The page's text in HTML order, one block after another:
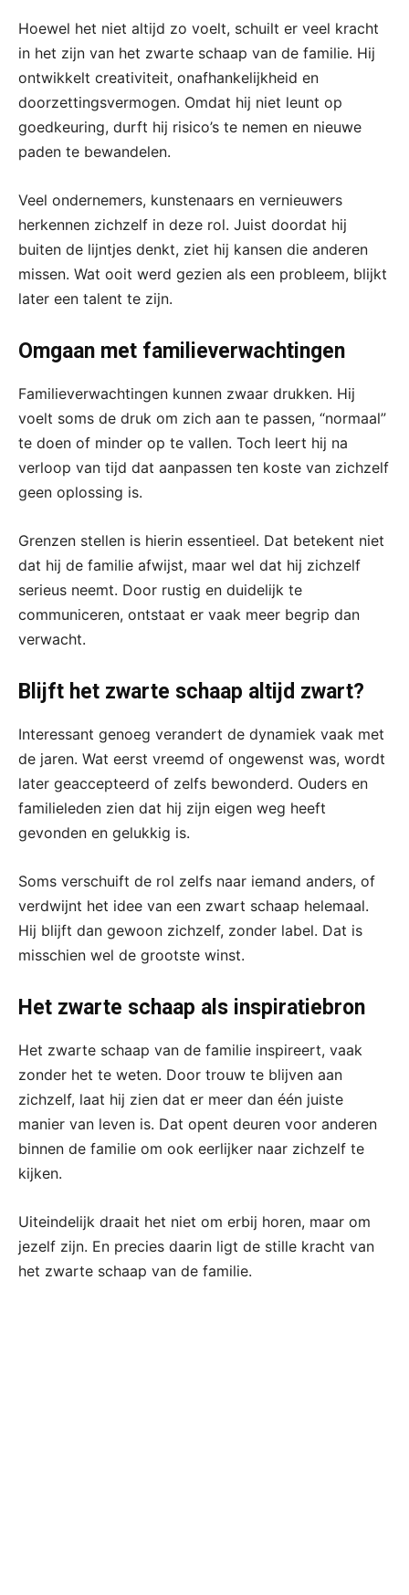
Hoewel het niet altijd zo voelt, schuilt er veel kracht
in het zijn van het zwarte schaap van de familie. Hij
ontwikkelt creativiteit, onafhankelijkheid en
doorzettingsvermogen. Omdat hij niet leunt op
goedkeuring, durft hij risico’s te nemen en nieuwe
paden te bewandelen.
Veel ondernemers, kunstenaars en vernieuwers
herkennen zichzelf in deze rol. Juist doordat hij
buiten de lijntjes denkt, ziet hij kansen die anderen
missen. Wat ooit werd gezien als een probleem, blijkt
later een talent te zijn.
Omgaan met familieverwachtingen
Familieverwachtingen kunnen zwaar drukken. Hij
voelt soms de druk om zich aan te passen, “normaal”
te doen of minder op te vallen. Toch leert hij na
verloop van tijd dat aanpassen ten koste van zichzelf
geen oplossing is.
Grenzen stellen is hierin essentieel. Dat betekent niet
dat hij de familie afwijst, maar wel dat hij zichzelf
serieus neemt. Door rustig en duidelijk te
communiceren, ontstaat er vaak meer begrip dan
verwacht.
Blijft het zwarte schaap altijd zwart?
Interessant genoeg verandert de dynamiek vaak met
de jaren. Wat eerst vreemd of ongewenst was, wordt
later geaccepteerd of zelfs bewonderd. Ouders en
familieleden zien dat hij zijn eigen weg heeft
gevonden en gelukkig is.
Soms verschuift de rol zelfs naar iemand anders, of
verdwijnt het idee van een zwart schaap helemaal.
Hij blijft dan gewoon zichzelf, zonder label. Dat is
misschien wel de grootste winst.
Het zwarte schaap als inspiratiebron
Het zwarte schaap van de familie inspireert, vaak
zonder het te weten. Door trouw te blijven aan
zichzelf, laat hij zien dat er meer dan één juiste
manier van leven is. Dat opent deuren voor anderen
binnen de familie om ook eerlijker naar zichzelf te
kijken.
Uiteindelijk draait het niet om erbij horen, maar om
jezelf zijn. En precies daarin ligt de stille kracht van
het zwarte schaap van de familie.